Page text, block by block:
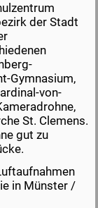
der Stadt
Gymnasium,
von-
St. Clemens.
gut zu
in Münster /